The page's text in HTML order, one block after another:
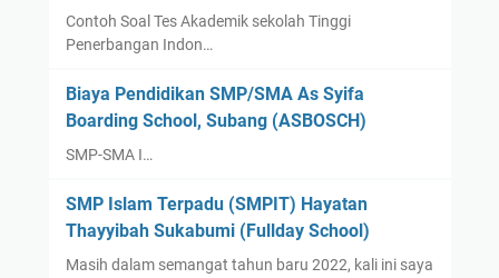
r
u
a
n
d
i
o
Contoh Soal Tes Akademik sekolah Tinggi
Penerbangan Indon…
Biaya Pendidikan SMP/SMA As Syifa
Boarding School, Subang (ASBOSCH)
SMP-SMA I…
SMP Islam Terpadu (SMPIT) Hayatan
Thayyibah Sukabumi (Fullday School)
Masih dalam semangat tahun baru 2022, kali ini saya